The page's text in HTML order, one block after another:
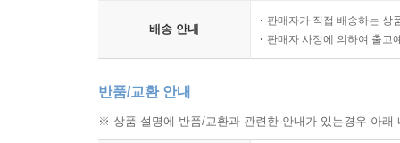
배송 안내
판매자가 직접 배송하는 상
판매자 사정에 의하여 출고
반품/교환 안내
※ 상품 설명에 반품/교환과 관련한 안내가 있는경우 아